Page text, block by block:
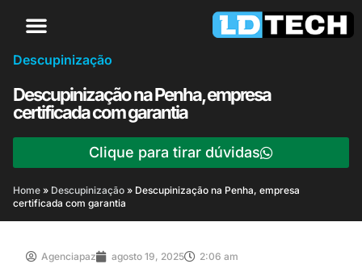
Descupinização
Descupinização na Penha, empresa
certificada com garantia
Clique para tirar dúvidas
Home » Descupinização » Descupinização na Penha, empresa
certificada com garantia
Agenciapaz agosto 19, 2025 2:06 am